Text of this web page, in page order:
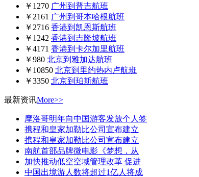
￥1270 广州到普吉航班
￥2161 广州到哥本哈根航班
￥2716 香港到凯恩斯航班
￥1242 香港到吉隆坡航班
￥4171 香港到卡尔加里航班
￥980 北京到雅加达航班
￥10850 北京到里约热内卢航班
￥3350 北京到珀斯航班
最新资讯More>>
摩洛哥明年向中国游客发放个人签
携程和皇家加勒比公司宣布建立
携程和皇家加勒比公司宣布建立
南航首部品牌微电影《梦想，从
加快推动低空空域管理改革 促进
中国出境游人数将超过1亿人将成